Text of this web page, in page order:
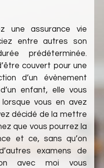
une assurance vie
entre autres son
prédéterminée.
couvert pour une
d’un évènement
enfant, elle vous
vous en avez
décidé de la mettre
que vous pourrez la
et ce, sans qu’on
examens de
avec moi vous